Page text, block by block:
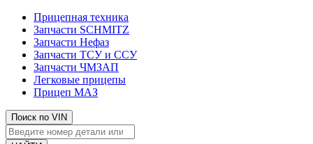
Прицепная техника
Запчасти SCHMITZ
Запчасти Нефаз
Запчасти ТСУ и ССУ
Запчасти ЧМЗАП
Легковые прицепы
Прицеп МАЗ
Поиск по VIN